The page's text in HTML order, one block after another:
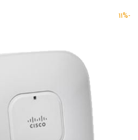
-11%